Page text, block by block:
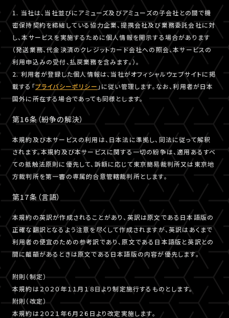
1. 当社は、当社並びにアミューズ及びアミューズの子会社との間で機
密保持契約を締結している協力企業、提携会社及び業務委託会社に対
し、本サービスを実施するために個人情報を開示する場合があります
（発送業務、代金決済のクレジットカード会社への照会、本サービスの
利用申込みの受付、払戻業務を含みます。）。
2. 利用者が登録した個人情報は、当社がオフィシャルウェブサイトに掲
載する「プライバシーポリシー 」に従い管理します。なお、利用者が日本
国外に所在する場合であっても同様とします。
第16条（紛争の解決）
本規約及び本サービスの利用は、日本法に準拠し、同法に従って解釈
されます。本規約及び本サービスに関する一切の紛争は、適用あるすべ
ての抵触法原則に優先して、訴額に応じて東京簡易裁判所又は東京地
方裁判所を第一審の専属的合意管轄裁判所とします。
第17条（言語）
本規約の英訳が作成されることがあり、英訳は原文である日本語版の
正確な翻訳となるよう注意を尽くして作成されますが、英訳はあくまで
利用者の便宜のための参考訳であり、原文である日本語版と英訳との
間に齟齬があるときは原文である日本語版の内容が優先します。
附則（制定）
本規約は２０２０年１１月１８日より制定施行するものとします。
附則（改定）
本規約は２０２１年６月２６日より改定実施します。